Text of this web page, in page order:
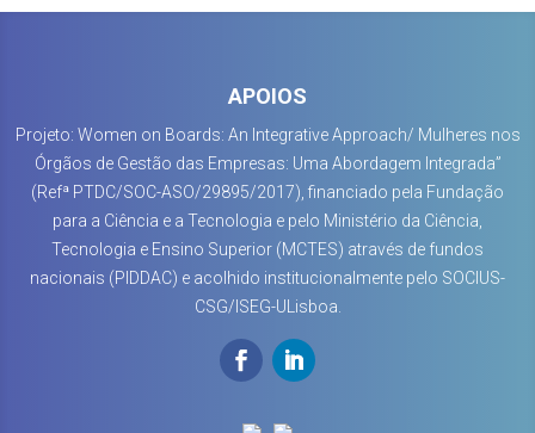
APOIOS
Projeto: Women on Boards: An Integrative Approach/ Mulheres nos
Órgãos de Gestão das Empresas: Uma Abordagem Integrada”
(Refª PTDC/SOC-ASO/29895/2017), financiado pela Fundação
para a Ciência e a Tecnologia e pelo Ministério da Ciência,
Tecnologia e Ensino Superior (MCTES) através de fundos
nacionais (PIDDAC) e acolhido institucionalmente pelo SOCIUS-
CSG/ISEG-ULisboa.